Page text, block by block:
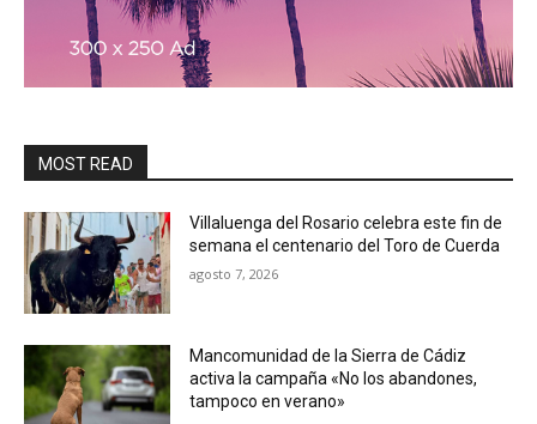
MOST READ
Villaluenga del Rosario celebra este fin de
semana el centenario del Toro de Cuerda
agosto 7, 2026
Mancomunidad de la Sierra de Cádiz
activa la campaña «No los abandones,
tampoco en verano»